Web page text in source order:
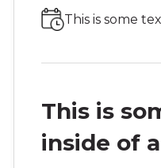
This is some
This is
inside of